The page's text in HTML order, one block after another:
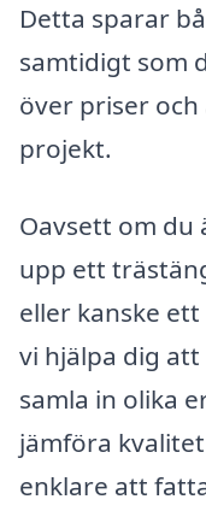
Detta sparar
samtidigt som
över priser
projekt.
Oavsett om du
upp ett
eller kanske
vi hjälpa dig
samla in olika
jämföra
enklare att